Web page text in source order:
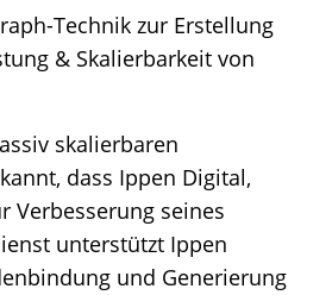
Technik zur Erstellung
& Skalierbarkeit von
skalierbaren
dass Ippen Digital,
Verbesserung seines
unterstützt Ippen
und Generierung